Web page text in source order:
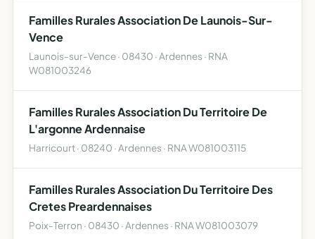
Familles Rurales Association De Launois-Sur-
Vence
Launois-sur-Vence · 08430 · Ardennes · RNA
W081003246
Familles Rurales Association Du Territoire De
L'argonne Ardennaise
Harricourt · 08240 · Ardennes · RNA W081003115
Familles Rurales Association Du Territoire Des
Cretes Preardennaises
Poix-Terron · 08430 · Ardennes · RNA W081003079